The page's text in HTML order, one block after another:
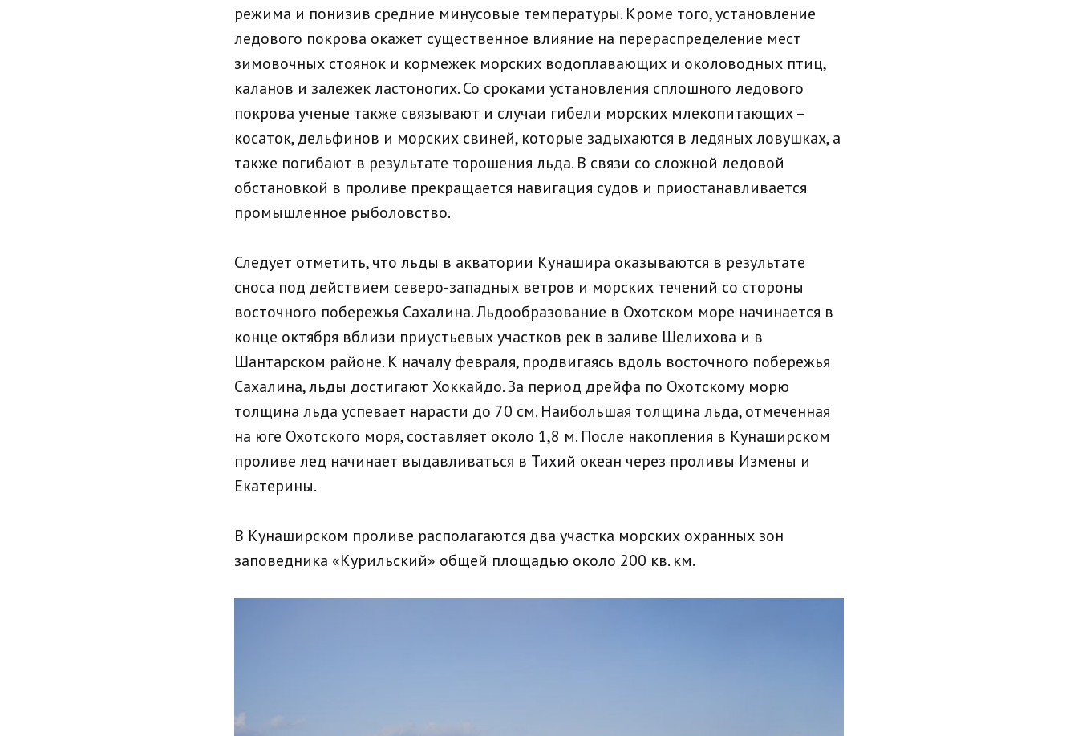
режима и понизив средние минусовые температуры. Кроме того, установление
ледового покрова окажет существенное влияние на перераспределение мест
зимовочных стоянок и кормежек морских водоплавающих и околоводных птиц,
каланов и залежек ластоногих. Со сроками установления сплошного ледового
покрова ученые также связывают и случаи гибели морских млекопитающих –
косаток, дельфинов и морских свиней, которые задыхаются в ледяных ловушках, а
также погибают в результате торошения льда. В связи со сложной ледовой
обстановкой в проливе прекращается навигация судов и приостанавливается
промышленное рыболовство.
Следует отметить, что льды в акватории Кунашира оказываются в результате
сноса под действием северо-западных ветров и морских течений со стороны
восточного побережья Сахалина. Льдообразование в Охотском море начинается в
конце октября вблизи приустьевых участков рек в заливе Шелихова и в
Шантарском районе. К началу февраля, продвигаясь вдоль восточного побережья
Сахалина, льды достигают Хоккайдо. За период дрейфа по Охотскому морю
толщина льда успевает нарасти до 70 см. Наибольшая толщина льда, отмеченная
на юге Охотского моря, составляет около 1,8 м. После накопления в Кунаширском
проливе лед начинает выдавливаться в Тихий океан через проливы Измены и
Екатерины.
В Кунаширском проливе располагаются два участка морских охранных зон
заповедника «Курильский» общей площадью около 200 кв. км.